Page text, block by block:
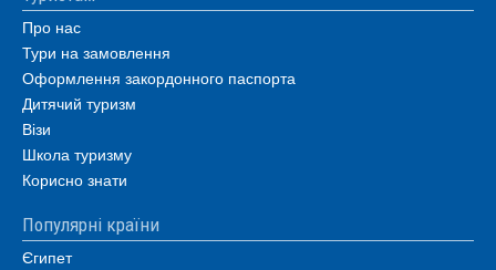
Про нас
Тури на замовлення
Оформлення закордонного паспорта
Дитячий туризм
Візи
Школа туризму
Корисно знати
Популярні країни
Єгипет